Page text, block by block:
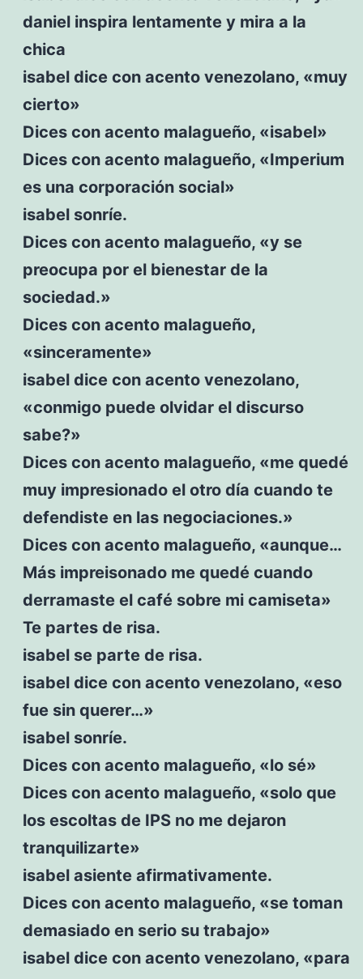
daniel inspira lentamente y mira a la
chica
isabel dice con acento venezolano, «muy
cierto»
Dices con acento malagueño, «isabel»
Dices con acento malagueño, «Imperium
es una corporación social»
isabel sonríe.
Dices con acento malagueño, «y se
preocupa por el bienestar de la
sociedad.»
Dices con acento malagueño,
«sinceramente»
isabel dice con acento venezolano,
«conmigo puede olvidar el discurso
sabe?»
Dices con acento malagueño, «me quedé
muy impresionado el otro día cuando te
defendiste en las negociaciones.»
Dices con acento malagueño, «aunque…
Más impreisonado me quedé cuando
derramaste el café sobre mi camiseta»
Te partes de risa.
isabel se parte de risa.
isabel dice con acento venezolano, «eso
fue sin querer…»
isabel sonríe.
Dices con acento malagueño, «lo sé»
Dices con acento malagueño, «solo que
los escoltas de IPS no me dejaron
tranquilizarte»
isabel asiente afirmativamente.
Dices con acento malagueño, «se toman
demasiado en serio su trabajo»
isabel dice con acento venezolano, «para